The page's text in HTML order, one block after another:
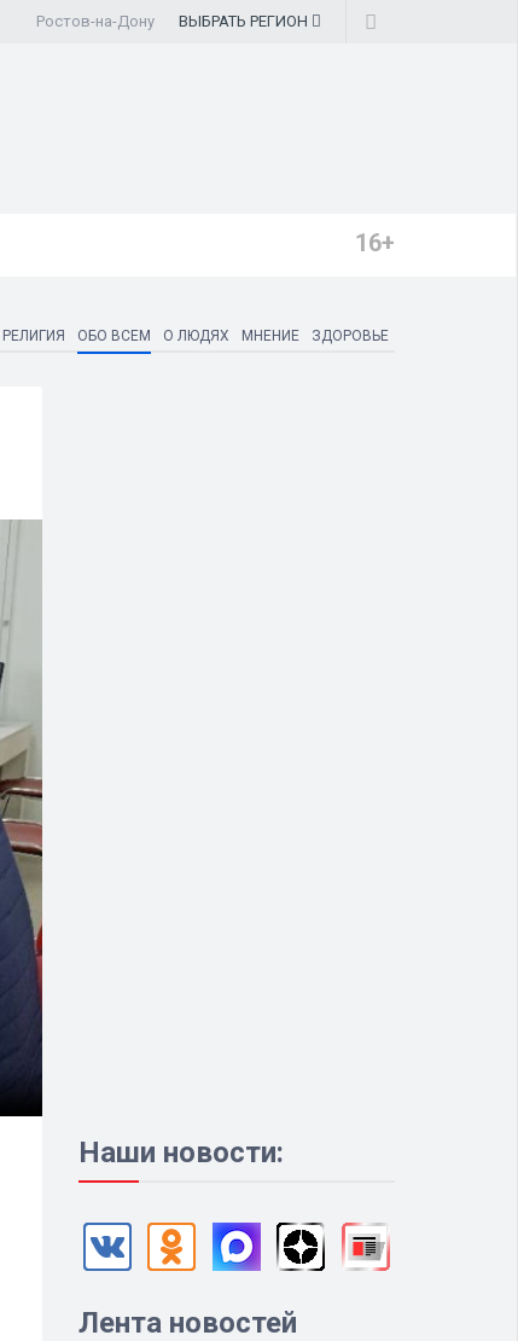
Ростов-на-Дону ВЫБРАТЬ РЕГИОН
16+
РЕЛИГИЯ ОБО ВСЕМ О ЛЮДЯХ МНЕНИЕ ЗДОРОВЬЕ
Наши новости:
Лента новостей